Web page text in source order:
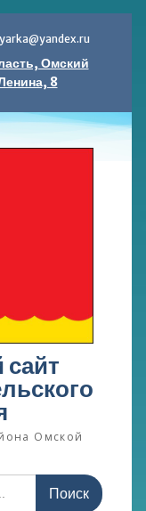
Омский
8
Омской